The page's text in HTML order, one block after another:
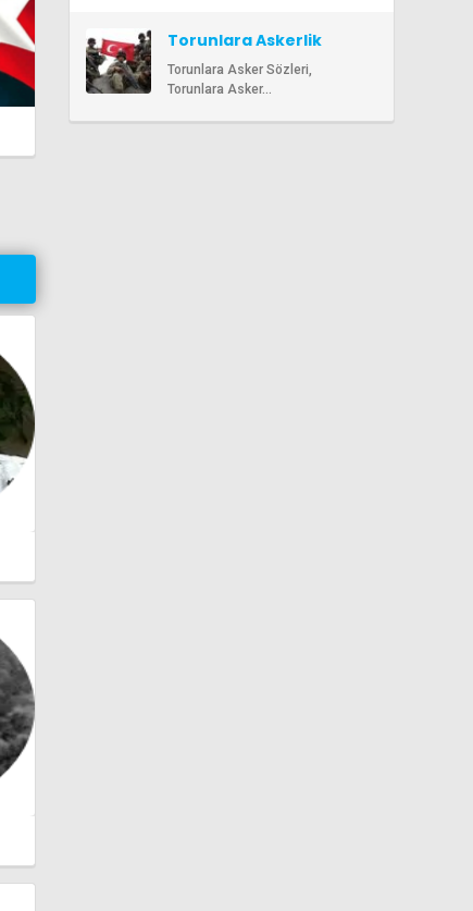
Torunlara Askerlik
Sözleri
Torunlara Asker Sözleri,
Torunlara Asker...